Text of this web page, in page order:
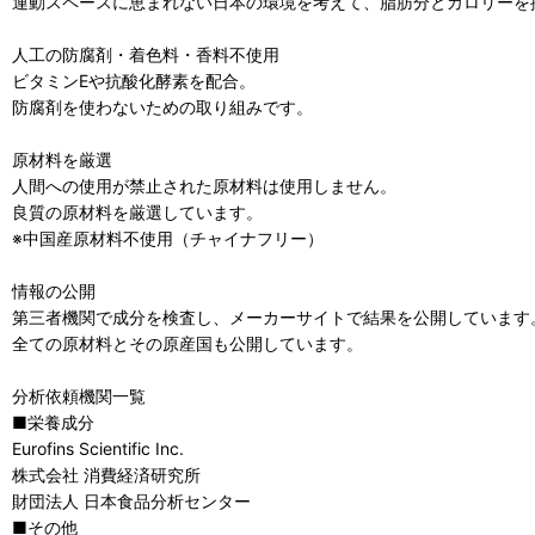
人工の防腐剤・着色料・香料不使用
ビタミンEや抗酸化酵素を配合。
防腐剤を使わないための取り組みです。
原材料を厳選
人間への使用が禁止された原材料は使用しません。
良質の原材料を厳選しています。
※中国産原材料不使用（チャイナフリー）
情報の公開
第三者機関で成分を検査し、メーカーサイトで結果を公開しています
全ての原材料とその原産国も公開しています。
分析依頼機関一覧
■栄養成分
Eurofins Scientific Inc.
株式会社 消費経済研究所
財団法人 日本食品分析センター
■その他